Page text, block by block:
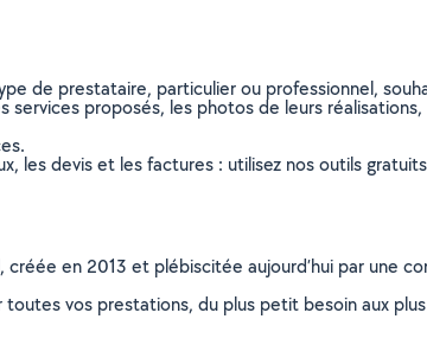
de prestataire, particulier ou professionnel,
proposés, les photos de leurs
les devis et les factures : utilisez nos outils
en 2013 et plébiscitée aujourd’hui par une
vos prestations, du plus petit besoin aux